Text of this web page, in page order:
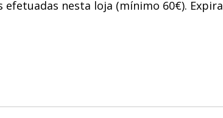
nesta loja (mínimo 60€). Expira